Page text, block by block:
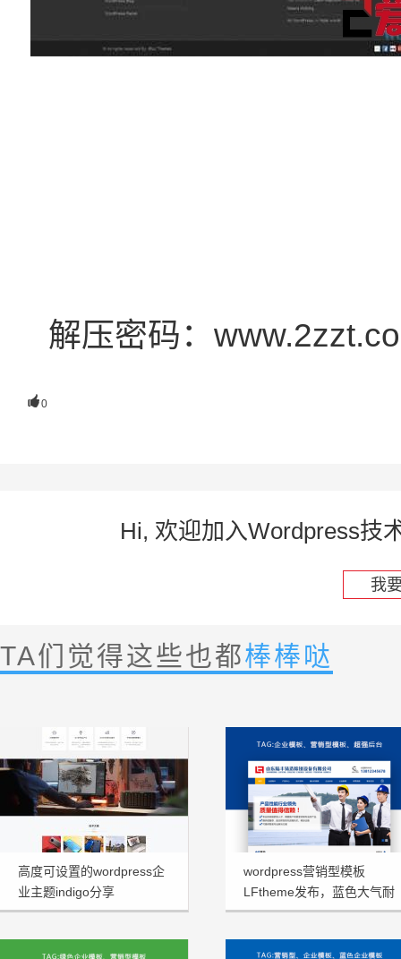
解压密码：
0
Hi, 欢迎加入Wordpress技
我
TA们觉得这些也都棒棒哒
高度可设置的wordpress企
业主题indigo分享
wordpress营销型模板
LFtheme发布，蓝色大气耐
看型首选